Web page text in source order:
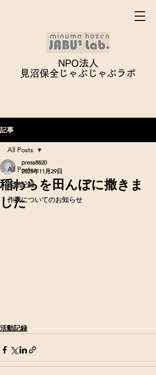
NPO法人
見沼保全じゃぶじゃぶラボ
記事
All Posts
活動記録
作業についてのお知らせ
All Posts
稲わらを田んぼに撒きま
した
press8820
2025年11月29日
活動記録